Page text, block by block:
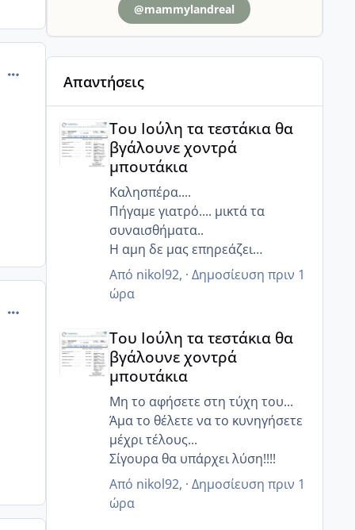
comment_423349
comment_424397
@mammylandreal
Απαντήσεις
Του Ιούλη τα τεστάκια θα
βγάλουνε χοντρά
μπουτάκια
Καλησπέρα....
Πήγαμε γιατρό.... μικτά τα
συναισθήματα..
Η αμη δε μας επηρεάζει
ιδιαίτερα είπε, απλά θέλει απο
Σεπτέμβριο να την επαναλάβω
στο Ιασώ και να δούμε είπε τη
Με προβλημάτισε λίγο ο
γιατρός...
Το σπέρμα ήταν πολύ καλό, αλλά
μετά απο 6 ώρες ζούνε μόνο
20%...
Μετά απο 12 ώρες ψοφάνε όλα...
Οπότε θέλει πιο συχνά επαφή
μας είπε...
Πρωί βράδυ σαν αντιβίωση....
Με το ζόρι κάνουμε μέρα παρά
Από nikol92, · Δημοσίευση πριν 1
ώρα
Του Ιούλη τα τεστάκια θα
βγάλουνε χοντρά
μπουτάκια
Μη το αφήσετε στη τύχη του...
Άμα το θέλετε να το κυνηγήσετε
μέχρι τέλους...
Σίγουρα θα υπάρχει λύση!!!!
Από nikol92, · Δημοσίευση πριν 1
ώρα